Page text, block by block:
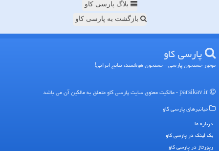
بلاگ پارسی کاو
بازگشت به پارسی کاو
پارسی كاو
موتور جستجوی پارسی - جستجوی هوشمند، نتایج ایرانی!
میانبرهای پارسی كاو
درباره ما
بک لینک در پارسی كاو
رپورتاژ در پارسی كاو